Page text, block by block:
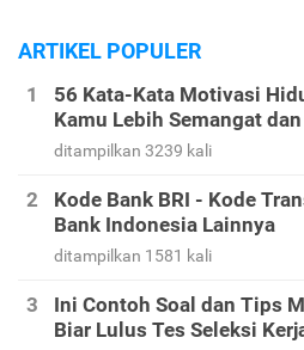
ARTIKEL POPULER
56 Kata-Kata Motivasi
Kamu Lebih Semangat
ditampilkan 3239 kali
Kode Bank BRI - Kode
Bank Indonesia Lainnya
ditampilkan 1581 kali
Ini Contoh Soal dan Tips
Biar Lulus Tes Seleksi